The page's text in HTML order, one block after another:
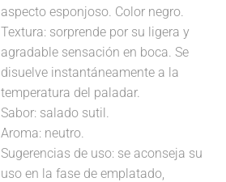
aspecto esponjoso. Color negro.
Textura: sorprende por su ligera y
agradable sensación en boca. Se
disuelve instantáneamente a la
temperatura del paladar.
Sabor: salado sutil.
Aroma: neutro.
Sugerencias de uso: se aconseja su
uso en la fase de emplatado,